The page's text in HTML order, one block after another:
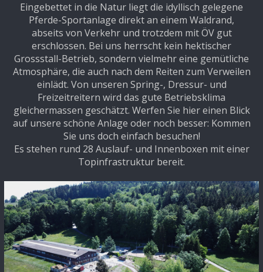
Eingebettet in die Natur liegt die idyllisch gelegene
Pferde-Sportanlage direkt an einem Waldrand,
abseits von Verkehr und trotzdem mit ÖV gut
erschlossen. Bei uns herrscht kein hektischer
Grossstall-Betrieb, sondern vielmehr eine gemütliche
Atmosphäre, die auch nach dem Reiten zum Verweilen
einlädt. Von unseren Spring-, Dressur- und
Freizeitreitern wird das gute Betriebsklima
gleichermassen geschätzt. Werfen Sie hier einen Blick
auf unsere schöne Anlage oder noch besser: Kommen
Sie uns doch einfach besuchen!
Es stehen rund 28 Auslauf- und Innenboxen mit einer
Topinfrastruktur bereit.